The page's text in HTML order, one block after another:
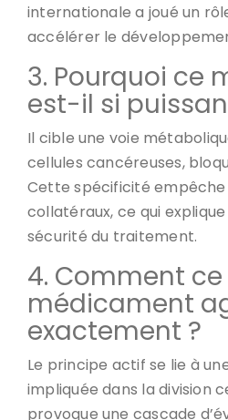
internationale a joué un
accélérer le
3. Pourquoi ce
est-il si
Il cible une voie
cellules cancéreuses,
Cette spécificité empêche
collatéraux, ce qui
sécurité du traitement.
4. Comment ce
médicament
exactement ?
Le principe actif se lie à
impliquée dans la division
provoque une cascade